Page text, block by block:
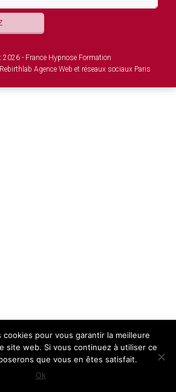
2026 - France Hypnose Formation
Agence Web et réseaux sociaux Paris
cookies pour vous garantir la meilleure
site web. Si vous continuez à utiliser ce
que vous en êtes satisfait.
Ok